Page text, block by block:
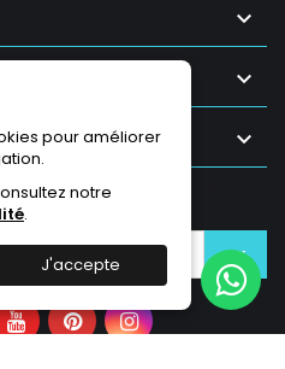



pour améliorer
notre
.
J'accepte